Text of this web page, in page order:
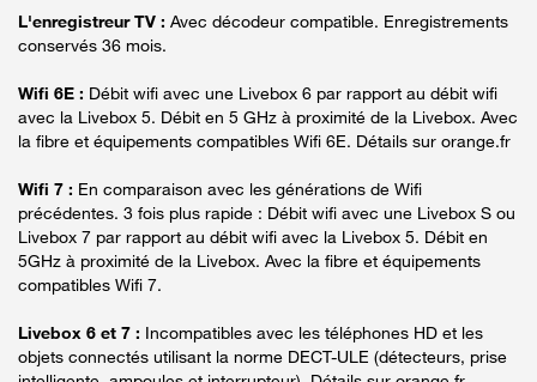
L'enregistreur TV : Avec décodeur compatible. Enregistrements
conservés 36 mois.
Wifi 6E : Débit wifi avec une Livebox 6 par rapport au débit wifi
avec la Livebox 5. Débit en 5 GHz à proximité de la Livebox. Avec
la fibre et équipements compatibles Wifi 6E. Détails sur orange.fr
Wifi 7 : En comparaison avec les générations de Wifi
précédentes. 3 fois plus rapide : Débit wifi avec une Livebox S ou
Livebox 7 par rapport au débit wifi avec la Livebox 5. Débit en
5GHz à proximité de la Livebox. Avec la fibre et équipements
compatibles Wifi 7.
Livebox 6 et 7 : Incompatibles avec les téléphones HD et les
objets connectés utilisant la norme DECT-ULE (détecteurs, prise